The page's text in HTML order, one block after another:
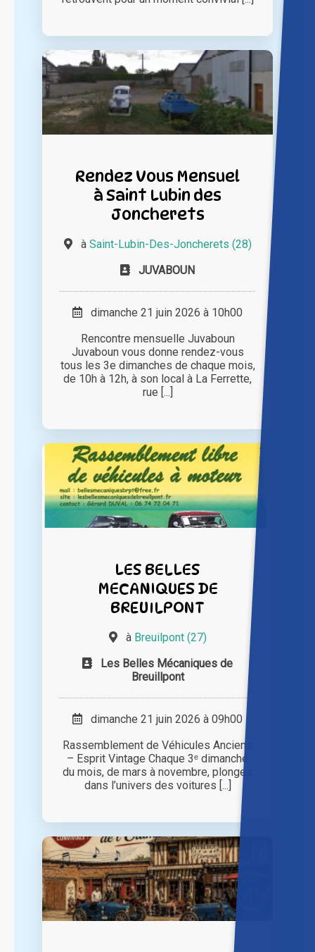
Rendez Vous Mensuel
à Saint Lubin des
Joncherets
à Saint-Lubin-Des-Joncherets (28)
JUVABOUN
dimanche 21 juin 2026 à 10h00
Rencontre mensuelle Juvaboun
Juvaboun vous donne rendez-vous
tous les 3e dimanches de chaque mois,
de 10h à 12h, à son local à La Ferrette,
rue [...]
LES BELLES
MECANIQUES DE
BREUILPONT
à Breuilpont (27)
Les Belles Mécaniques de
Breuillpont
dimanche 21 juin 2026 à 09h00
Rassemblement de Véhicules Anciens
– Esprit Vintage Chaque 3ᵉ dimanche
du mois, de mars à novembre, plongez
dans l’univers des voitures [...]